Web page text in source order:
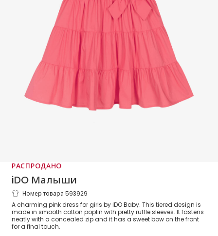
РАСПРОДАНО
iDO Малыши
Girls Pink Cotton Tiered Dress
Номер товара 593929
A charming pink dress for girls by iDO Baby. This tiered design is
made in smooth cotton poplin with pretty ruffle sleeves. It fastens
neatly with a concealed zip and it has a sweet bow on the front
for a final touch.